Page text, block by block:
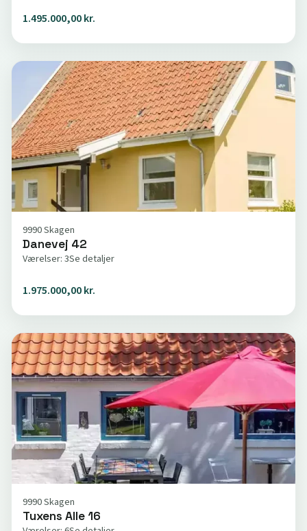
1.495.000,00 kr.
9990 Skagen
Danevej 42
Værelser: 3Se detaljer
1.975.000,00 kr.
9990 Skagen
Tuxens Alle 16